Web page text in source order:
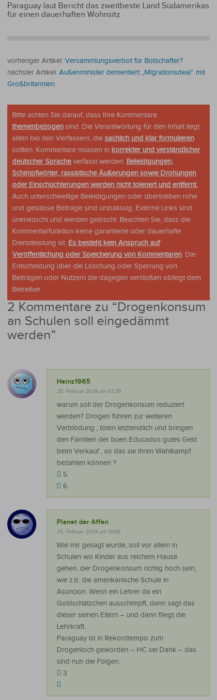
Paraguay laut Bericht das zweitbeste Land Südamerikas
für einen dauerhaften Wohnsitz
vorheriger Artikel: Versammlungsverbot für Botschafter?
nächster Artikel: Außenminister dementiert „Migrationsdeal“ mit
Großbritannien
Bitte achten Sie darauf, dass Ihre Kommentare
themenbezogen sind. Die Verantwortung für den Inhalt liegt
allein bei den Verfassern, die sachlich und klar formulieren
sollten. Kommentare müssen in korrekter und verständlicher
deutscher Spracheverfasst werden. Beleidigungen,
Schimpfwörter, rassistische Äußerungen sowie Drohungen
oder Einschüchterungen werden nicht toleriert und entfernt.
Auch unterschwellige Beleidigungen oder übertrieben rohe
und geistlose Beiträge sind unzulässig. Externe Links sind
unerwüscht und werden gelöscht. Beachten Sie, dass die
Kommentarfunktion keine garantierte oder dauerhafte
Dienstleistung ist. Es besteht kein Anspruch auf
Veröffentlichung oder Speicherung von Kommentaren. Die
Entscheidung über die Löschung oder Sperrung von
Beiträgen oder Nutzern die dagegen verstoßen obliegt dem
Betreiber.
2 Kommentare zu “Drogenkonsum
an Schulen soll eingedämmt
werden”
Heinz1965
25. Februar 2024 um 07:39
warum soll der Drogenkonsum reduziert
werden? Drogen führen zur weiteren
Verblödung , töten letztendlich und bringen
den Familien der buen Educados gutes Geld
beim Verkauf , so das sie ihren Wahlkampf
bezahlen können ?
5
6
Planet der Affen
25. Februar 2024 um 19:08
Wie mir gesagt wurde, soll vor allem in
Schulen wo Kinder aus reichem Hause
gehen, der Drogenkonsum richtig hoch sein,
wie z.b. die amerikanische Schule in
Asuncion. Wenn ein Lehrer da ein
Goldschätzchen ausschimpft, dann sagt das
dieser seinen Eltern – und dann fliegt die
Lehrkraft.
Paraguay ist in Rekordtempo zum
Drogenloch geworden – HC sei Dank – das
sind nun die Folgen.
3